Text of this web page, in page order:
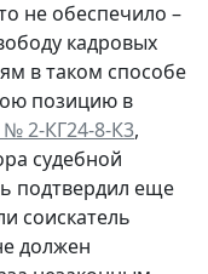
не обеспечило –
кадровых
в таком способе
позицию в
№ 2-КГ24-8-К3,
судебной
подтвердил еще
соискатель
должен